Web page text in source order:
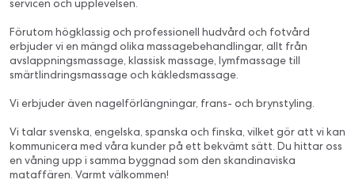
servicen och upplevelsen.
Förutom högklassig och professionell hudvård och fotvård
erbjuder vi en mängd olika massagebehandlingar, allt från
avslappningsmassage, klassisk massage, lymfmassage till
smärtlindringsmassage och käkledsmassage.
Vi erbjuder även nagelförlängningar, frans- och brynstyling.
Vi talar svenska, engelska, spanska och finska, vilket gör att vi kan
kommunicera med våra kunder på ett bekvämt sätt. Du hittar oss
en våning upp i samma byggnad som den skandinaviska
mataffären. Varmt välkommen!